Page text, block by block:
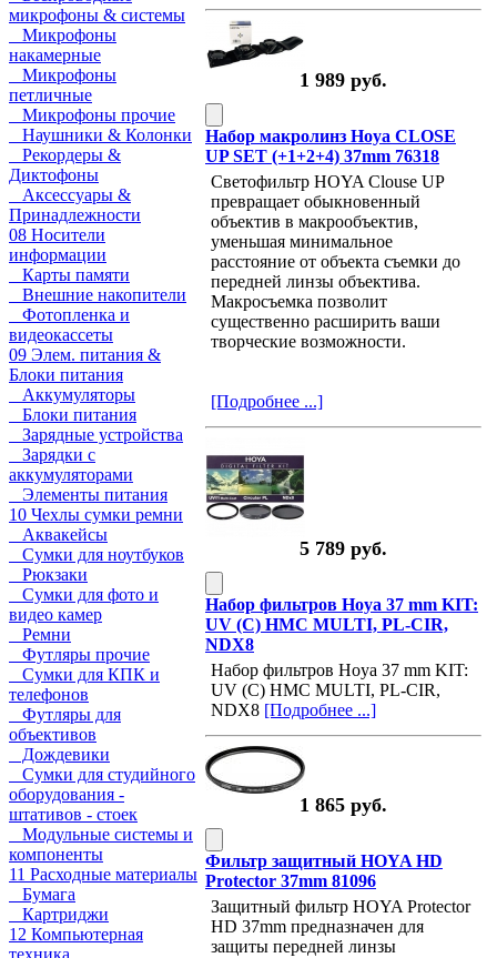
микрофоны & системы
Микрофоны
накамерные
Микрофоны
петличные
Микрофоны прочие
Наушники & Колонки
Рекордеры &
Диктофоны
Аксессуары &
Принадлежности
08 Носители
информации
Карты памяти
Внешние накопители
Фотопленка и
видеокассеты
09 Элем. питания &
Блоки питания
Аккумуляторы
Блоки питания
Зарядные устройства
Зарядки с
аккумуляторами
Элементы питания
10 Чехлы сумки ремни
Аквакейсы
Сумки для ноутбуков
Рюкзаки
Сумки для фото и
видео камер
Ремни
Футляры прочие
Сумки для КПК и
телефонов
Футляры для
объективов
Дождевики
Сумки для студийного
оборудования -
штативов - стоек
Модульные системы и
компоненты
11 Расходные материалы
Бумага
Картриджи
12 Компьютерная
техника
1 989 руб.
Набор макролинз Hoya CLOSE
UP SET (+1+2+4) 37mm 76318
Светофильтр HOYA Clouse UP
превращает обыкновенный
объектив в макрообъектив,
уменьшая минимальное
расстояние от объекта съемки до
передней линзы объектива.
Макросъемка позволит
существенно расширить ваши
творческие возможности.
[Подробнее ...]
5 789 руб.
Набор фильтров Hoya 37 mm KIT:
UV (C) HMC MULTI, PL-CIR,
NDX8
Набор фильтров Hoya 37 mm KIT:
UV (C) HMC MULTI, PL-CIR,
NDX8 [Подробнее ...]
1 865 руб.
Фильтр защитный HOYA HD
Protector 37mm 81096
Защитный фильтр HOYA Protector
HD 37mm предназначен для
защиты передней линзы